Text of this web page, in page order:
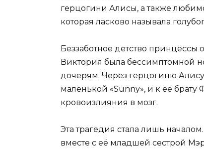
герцогини Алисы, а также
которая ласково называла
Беззаботное детство
Виктория была бессимптомной
дочерям. Через герцогиню
маленькой «Sunny», и к её
кровоизлияния в мозг.
Эта трагедия стала лишь
вместе с её младшей сестрой